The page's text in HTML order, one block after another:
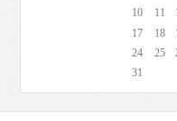
10
11
17
18
24
25
31